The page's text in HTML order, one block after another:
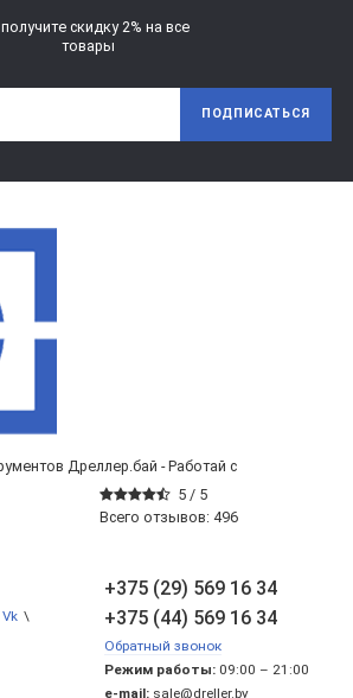
скидку 2% на все
товары
ПОДПИСАТЬСЯ
Дреллер.бай - Работай с
5 / 5
Всего отзывов: 496
+375 (29) 569 16 34
+375 (44) 569 16 34
Обратный звонок
Режим работы: 09:00 – 21:00
e-mail: sale@dreller.by
Vk \